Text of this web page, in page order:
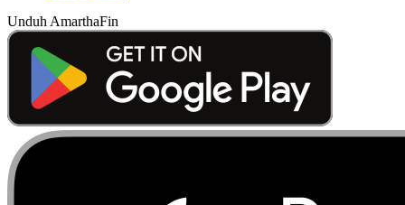
Unduh AmarthaFin